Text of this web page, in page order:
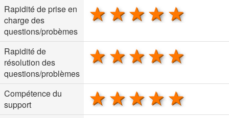
Rapidité de prise en
charge des
questions/probèmes
4 stars
3 stars
2 stars
1 star
Rapidité de
résolution des
questions/problèmes
4 stars
3 stars
2 stars
1 star
Compétence du
support
4 stars
3 stars
2 stars
1 star